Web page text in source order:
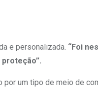
e personalizada. “Foi
um tipo de meio de